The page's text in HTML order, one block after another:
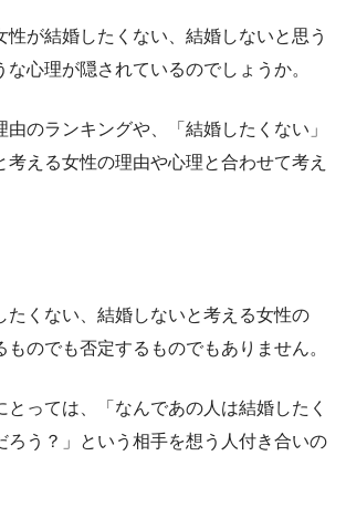
性が結婚したくない、結婚しないと思う
心理が隠されているのでしょうか。
のランキングや、「結婚したくない」
考える女性の理由や心理と合わせて考え
たくない、結婚しないと考える女性の
のでも否定するものでもありません。
とっては、「なんであの人は結婚したく
ろう？」という相手を想う人付き合いの